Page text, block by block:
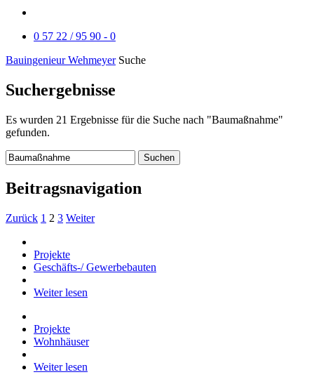
0 57 22 / 95 90 - 0
Bauingenieur Wehmeyer Suche
Suchergebnisse
Es wurden 21 Ergebnisse für die Suche nach "Baumaßnahme"
gefunden.
Suchen
Beitragsnavigation
Zurück 1 2 3 Weiter
Projekte
Geschäfts-/ Gewerbebauten
Weiter lesen
Projekte
Wohnhäuser
Weiter lesen